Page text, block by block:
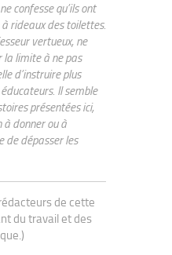
confesse qu’ils ont
rideaux des toilettes.
vertueux, ne
la limite à ne pas
d’instruire plus
Il semble
présentées ici,
à donner ou à
de dépasser les
de cette
du travail et des